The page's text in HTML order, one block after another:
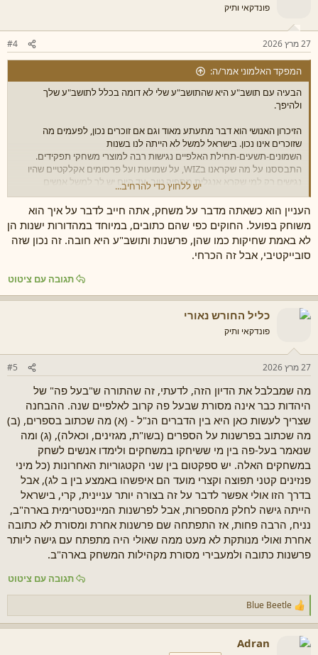
פונדקאי ותיק
27 מרץ 2026 #4
המפקד האלמוני אמר/ה:
הבעיה עם תושב"ע היא שהתושב"ע שלי לא דומה בכלל לתושב"ע שלך
ולהיפך.
הזיכרון האנושי הוא דבר מתעתע מאוד וגם אם זוכרים נכון, לפעמים מה
שזוכרים אינו נכון. בישראל למשל לא הייתה לנו בשנות
השמונים-תשעים-תחילת האלפיים נגישות רבה למוצרי משחקי תפקידים.
התבססנו על מה שקראנו בWIZ, על שמועות ועל פרסומים אקלקטיים שהיו
נגישים רק למי שקרא אנגלית מספיק טוב. עד היום יש לך למשל אנשים
שבטוחים שמו"ד בקופסאות זו "מו"ד מהדורה ראשונה", למשל.
היום, הידע זמין ונגיש באינטרנט, לא חייבים ללכת לקנות ספר בחנות ואפילו
לא להזמין אותו מחו"ל אלא אפשר לקבל אותו אונליין תוך אפס-זמן וגם אם
האנגלית של חלקנו נותרה גרועה יש אפשרויות תרגום אמינות בלחיצת כפתור.
את האשלייה שיש היום המון ספרי הרחבה מיותרים וגזעים טיפשיים, בעוד
שבעצם יש מעט מאוד תכנים חדשים - רק המרה מודרנית של תכנים שהיו
קיימים כבר בשנות התשעים ואפילו השמונים אבל אף אחד לא הכיר אותם
בארץ.
יש ללחוץ כדי להרחיב...
העניין הוא כשאתה מדבר על משחק, אתה חייב לדבר על איך הוא
משוחק בפועל. החוקים כפי שהם כתובים, במיוחד במהדורות ישנות הן
לא באמת שחיקות כמו שהן, פרשנות ותושב"ע היא חובה. זה נכון שזה
סובייקטיבי, אבל זה הכרחי.
תגובה עם ציטוט
כליל החורש נאורי
פונדקאי ותיק
27 מרץ 2026 #5
מה שמבלבל את הדיון הזה, לדעתי, זה שהתורה ש"בעל פה" של
היהדות כבר אינה מסורת שבעל פה קרוב לאלפיים שנה. ההבחנה
שצריך לעשות כאן היא בין הדברים הנ"ל - (א) מה שכתוב בספרים, (ב)
מה שכתוב בפרשנות על הספרים (בשו"ת, מגזינים, וכאלה), (ג) ומה
שנאמר בעל-פה בין מי ששיחקו במשחקים ולימדו אנשים לשחק
במשחקים האלה. יש ספקטום בין שני הקטגוריות האחרונות (כל מיני
פנזינים קטני תפוצה וקצרי מועד הם איפשהו באמצע בין ב לג), אבל
בדרך הזו אולי אפשר לדבר על זה בצורה יותר עניינית, קרי, בישראל
הייתה גישה לחלק מהספרות, אבל לפרשנות המיינסטרימית בארה"ב,
נניח, הרבה פחות, אז התפתחה שם פרשנות אחרת ומסורת לא כתובה
אחרת ואולי מנותקת לא מעט ממה שאולי היה מתפתח עם גישה ליותר
פרשנות כתובה ולמעבירי מסורת מקהילות המשחק בארה"ב.
תגובה עם ציטוט
ר
ג
ש
ו
Blue Beetle
Adran